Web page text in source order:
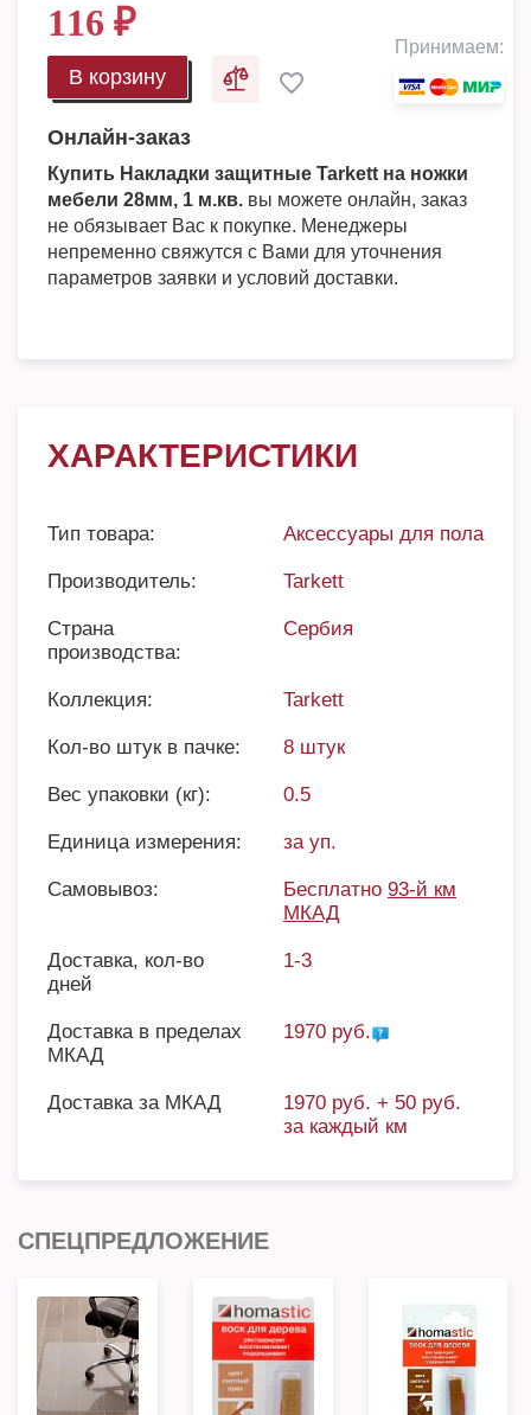
116 ₽
В корзину
Принимаем:
Онлайн-заказ
Купить Накладки защитные Tarkett на ножки
мебели 28мм, 1 м.кв. вы можете онлайн, заказ
не обязывает Вас к покупке. Менеджеры
непременно свяжутся с Вами для уточнения
параметров заявки и условий доставки.
ХАРАКТЕРИСТИКИ
Тип товара: Аксессуары для пола
Производитель: Tarkett
Страна
производства:
Сербия
Коллекция: Tarkett
Кол-во штук в пачке: 8 штук
Вес упаковки (кг): 0.5
Единица измерения: за уп.
Самовывоз: Бесплатно 93-й км
МКАД
Доставка, кол-во
дней
1-3
Доставка в пределах
МКАД
1970 руб.
Доставка за МКАД
1970 руб. + 50 руб.
за каждый км
СПЕЦПРЕДЛОЖЕНИЕ